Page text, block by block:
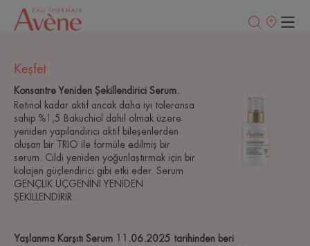
Satış
Yaşlanma Karşıtı Serum 11.06.2025 tarihinden beri
Keşfet
Konsantre Yeniden Şekillendirici Serum.
Retinol kadar aktif ancak daha iyi toleransa
sahip %1,5 Bakuchiol dahil olmak üzere
yeniden yapılandırıcı aktif bileşenlerden
oluşan bir TRIO ile formüle edilmiş bir
serum. Cildi yeniden yoğunlaştırmak için bir
kolajen güçlendirici gibi etki eder. Serum
GENÇLİK ÜÇGENİNİ YENİDEN
ŞEKİLLENDİRİR.